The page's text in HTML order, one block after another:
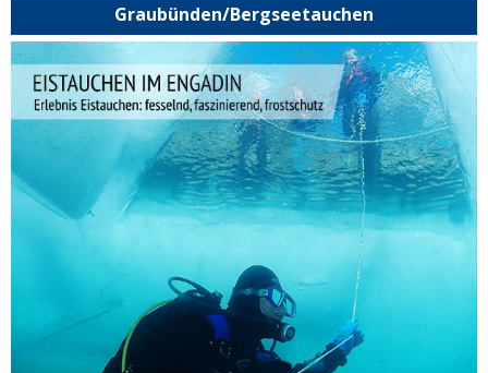
Graubünden/Bergseetauchen